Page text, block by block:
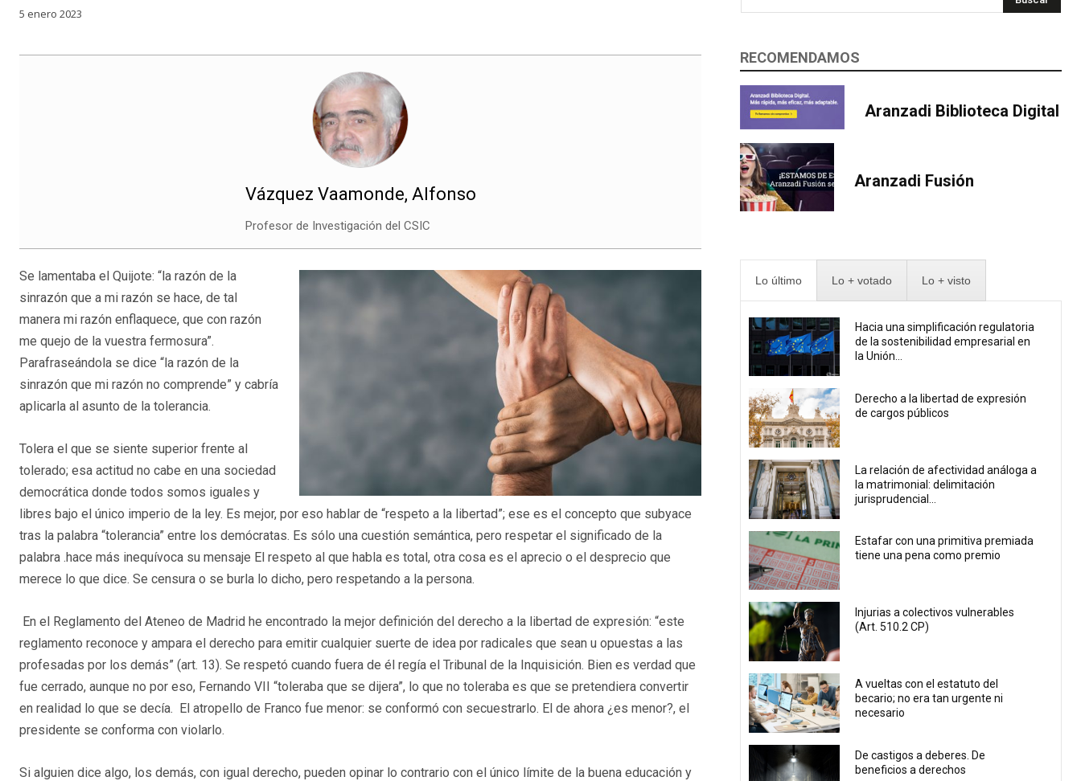
5 enero 2023
Vázquez Vaamonde, Alfonso
Profesor de Investigación del CSIC
Se lamentaba el Quijote: “la razón de la
sinrazón que a mi razón se hace, de tal
manera mi razón enflaquece, que con razón
me quejo de la vuestra fermosura”.
Parafraseándola se dice “la razón de la
sinrazón que mi razón no comprende” y cabría
aplicarla al asunto de la tolerancia.
Tolera el que se siente superior frente al
tolerado; esa actitud no cabe en una sociedad
democrática donde todos somos iguales y
libres bajo el único imperio de la ley. Es mejor, por eso hablar de “respeto a la libertad”; ese es el concepto que subyace
tras la palabra “tolerancia” entre los demócratas. Es sólo una cuestión semántica, pero respetar el significado de la
palabra .hace más inequívoca su mensaje El respeto al que habla es total, otra cosa es el aprecio o el desprecio que
merece lo que dice. Se censura o se burla lo dicho, pero respetando a la persona.
En el Reglamento del Ateneo de Madrid he encontrado la mejor definición del derecho a la libertad de expresión: “este
reglamento reconoce y ampara el derecho para emitir cualquier suerte de idea por radicales que sean u opuestas a las
profesadas por los demás” (art. 13). Se respetó cuando fuera de él regía el Tribunal de la Inquisición. Bien es verdad que
fue cerrado, aunque no por eso, Fernando VII “toleraba que se dijera”, lo que no toleraba es que se pretendiera convertir
en realidad lo que se decía. El atropello de Franco fue menor: se conformó con secuestrarlo. El de ahora ¿es menor?, el
presidente se conforma con violarlo.
Si alguien dice algo, los demás, con igual derecho, pueden opinar lo contrario con el único límite de la buena educación y
RECOMENDAMOS
Aranzadi Biblioteca Digital
Aranzadi Fusión
Lo último Lo + votado Lo + visto
Hacia una simplificación regulatoria
de la sostenibilidad empresarial en
la Unión...
Derecho a la libertad de expresión
de cargos públicos
La relación de afectividad análoga a
la matrimonial: delimitación
jurisprudencial...
Estafar con una primitiva premiada
tiene una pena como premio
Injurias a colectivos vulnerables
(Art. 510.2 CP)
A vueltas con el estatuto del
becario; no era tan urgente ni
necesario
De castigos a deberes. De
beneficios a derechos